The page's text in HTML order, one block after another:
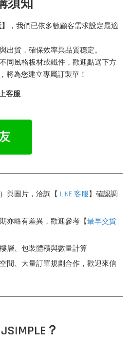
須知
，我們已依多數顧客需求設定最適
出貨，確保效率與品質穩定。
同風格板材或鐵件，歡迎點選下方
將為您建立專屬訂製單！
客服
與圖片，洽詢【 LINE 客服】確認調
亦略有差異，歡迎參考【最早交貨
層、包裝體積與數量計算
間、大量訂單規劃合作，歡迎來信
？